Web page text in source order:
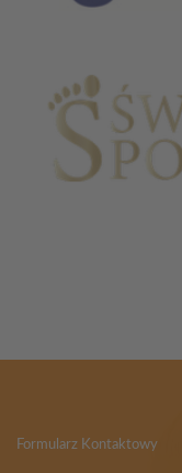
Formularz Kontaktowy